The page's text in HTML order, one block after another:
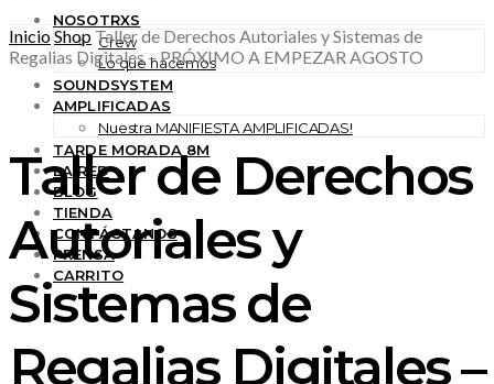
NOSOTRXS
Crew
Lo que hacemos
SOUNDSYSTEM
AMPLIFICADAS
Nuestra MANIFIESTA AMPLIFICADAS!
TARDE MORADA 8M
LA RED
BLOG
TIENDA
CONTÁCTANOS
PRENSA
CARRITO
InicioShop Taller de Derechos Autoriales y Sistemas de
Regalias Digitales – PRÓXIMO A EMPEZAR AGOSTO
Taller de Derechos
Autoriales y
Sistemas de
Regalias Digitales –